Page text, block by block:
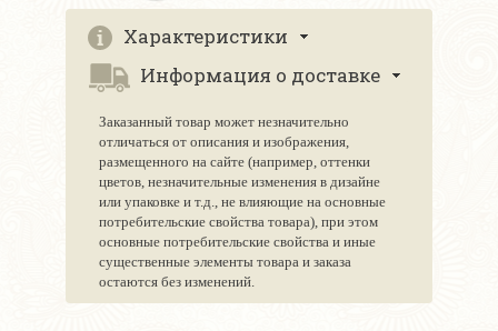
Характеристики
Информация о доставке
Заказанный товар может незначительно
отличаться от описания и изображения,
размещенного на сайте (например, оттенки
цветов, незначительные изменения в дизайне
или упаковке и т.д., не влияющие на основные
потребительские свойства товара), при этом
основные потребительские свойства и иные
существенные элементы товара и заказа
остаются без изменений.